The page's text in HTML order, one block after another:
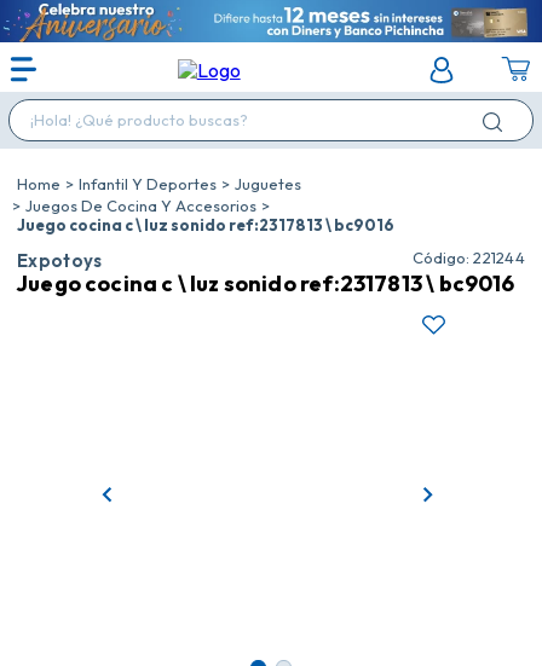
¡Hola! ¿Qué producto buscas?
Infantil Y Deportes
Juguetes
Juegos De Cocina Y Accesorios
Juego cocina c \ luz sonido ref:2317813 \ bc9016
Expotoys : 221244
Juego cocina c \ luz sonido ref:2317813 \ bc9016